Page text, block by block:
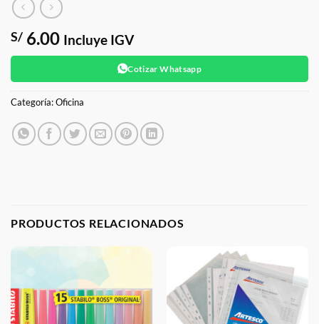
S/ 6.00 Incluye IGV
Cotizar Whatsapp
Categoría:Oficina
PRODUCTOS RELACIONADOS